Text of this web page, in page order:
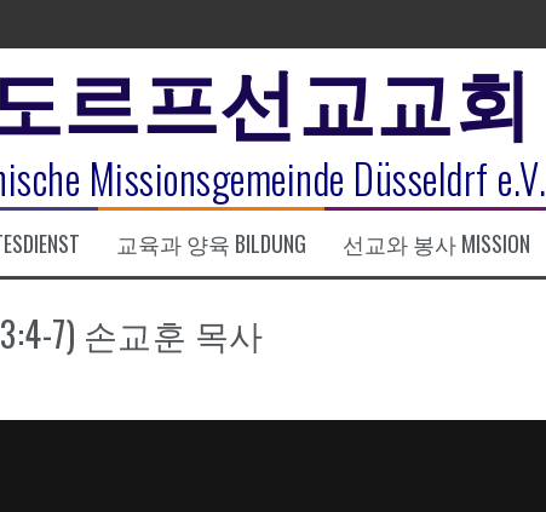
발표
료식
르프선교교회
Missionsgemeinde Düsseldrf e.V.
교육과 양육 BILDUNG 선교와 봉사 MISSION
7) 손교훈 목사